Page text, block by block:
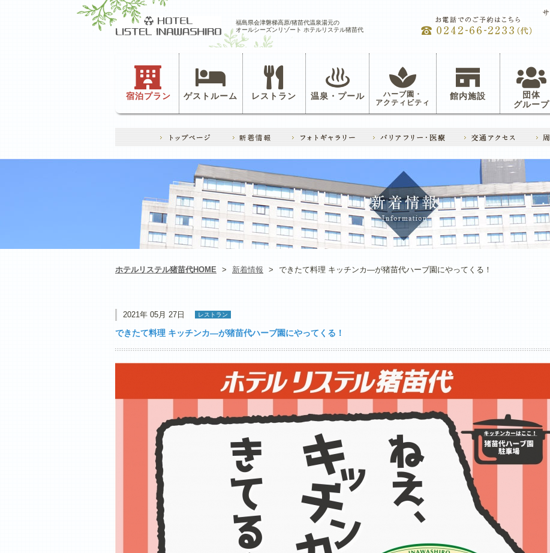
福島県会津磐梯高原/猪苗代温泉湯元の
オールシーズンリゾート ホテルリステル猪苗代
宿泊プラン ゲストルーム レストラン 温泉・プール ハーブ園・
アクティビティ
館内施設
団体
グループ
ホテルリステル猪苗代HOME > 新着情報 > できたて料理 キッチンカ―が猪苗代ハーブ園にやってくる！
2021年 05月 27日 レストラン
できたて料理 キッチンカ―が猪苗代ハーブ園にやってくる！